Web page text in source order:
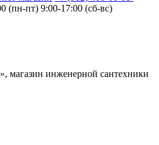
(пн-пт) 9:00-17:00 (сб-вс)
магазин инженерной сантехники